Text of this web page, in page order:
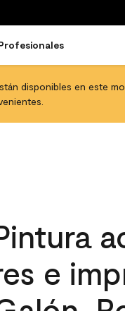
disponibles en este
e